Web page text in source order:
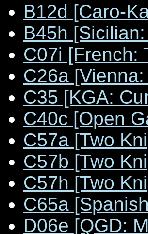
B12d [Caro-
B45h
C07i [French:
C26a
C35 [KGA:
C40c [Open
C57a [Two
C57b [Two
C57h [Two
C65a
D06e [QGD: